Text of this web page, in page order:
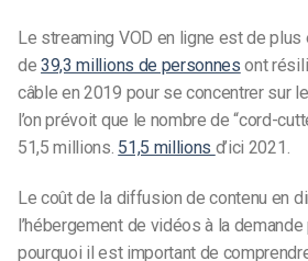
Le streaming VOD en ligne est de
de39,3 millions de personnes ont
câble en 2019 pour se concentrer sur
l’on prévoit que le nombre de “cord-
51,5 millions. 51,5 millions d’ici 2021.
Le coût de la diffusion de contenu en
l’hébergement de vidéos à la demande
pourquoi il est important de